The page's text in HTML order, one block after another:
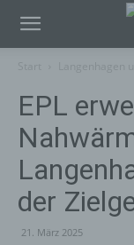
EPL
der
21. März 2025